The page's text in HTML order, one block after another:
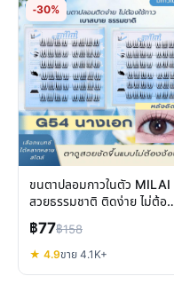
-30%
ขนตาปลอมกาวในตัว MILAI
สวยธรรมชาติ ติดง่าย ไม่ต้อง
ง้อกาวเพิ่ม
฿77฿158
★ 4.9ขาย 4.1K+